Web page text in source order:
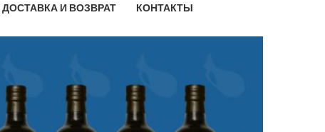
ДОСТАВКА И ВОЗВРАТ КОНТАКТЫ